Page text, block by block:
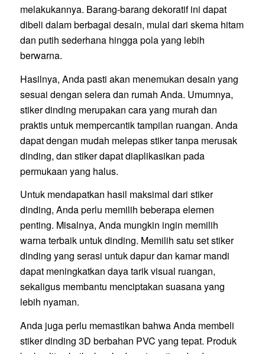
melakukannya. Barang-barang dekoratif ini dapat
dibeli dalam berbagai desain, mulai dari skema hitam
dan putih sederhana hingga pola yang lebih
berwarna.
Hasilnya, Anda pasti akan menemukan desain yang
sesuai dengan selera dan rumah Anda. Umumnya,
stiker dinding merupakan cara yang murah dan
praktis untuk mempercantik tampilan ruangan. Anda
dapat dengan mudah melepas stiker tanpa merusak
dinding, dan stiker dapat diaplikasikan pada
permukaan yang halus.
Untuk mendapatkan hasil maksimal dari stiker
dinding, Anda perlu memilih beberapa elemen
penting. Misalnya, Anda mungkin ingin memilih
warna terbaik untuk dinding. Memilih satu set stiker
dinding yang serasi untuk dapur dan kamar mandi
dapat meningkatkan daya tarik visual ruangan,
sekaligus membantu menciptakan suasana yang
lebih nyaman.
Anda juga perlu memastikan bahwa Anda membeli
stiker dinding 3D berbahan PVC yang tepat. Produk